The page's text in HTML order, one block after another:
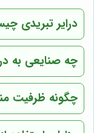
درایر تبریدی
چه صنایعی به
چگونه ظرفیت